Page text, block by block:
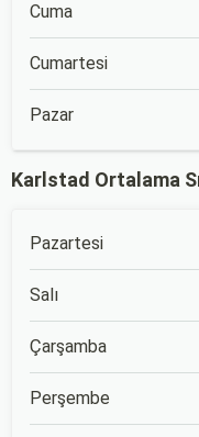
Cuma
Cumartesi
Pazar
Karlstad Ortalama
Pazartesi
Salı
Çarşamba
Perşembe